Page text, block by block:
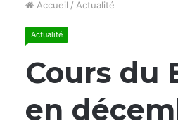
Accueil / Actualité
Actualité
Cours du
en